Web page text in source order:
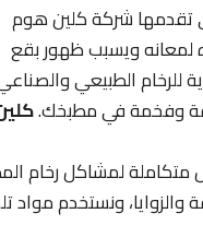
تقدمها شركة كلين هوم
لمعانه ويسبب ظهور بقع
للرخام الطبيعي
وفخمة في مطبخك.
لمشاكل رخام
ونستخدم مواد